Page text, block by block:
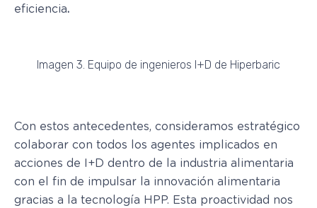
eficiencia.
Imagen 3. Equipo de ingenieros I+D de Hiperbaric
Con estos antecedentes, consideramos estratégico
colaborar con todos los agentes implicados en
acciones de I+D dentro de la industria alimentaria
con el fin de impulsar la innovación alimentaria
gracias a la tecnología HPP. Esta proactividad nos